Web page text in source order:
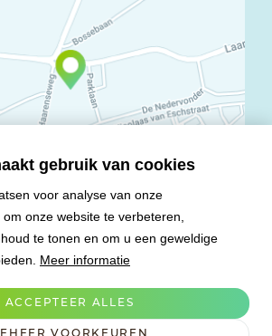
gebruik van cookies
voor analyse van onze
onze website te verbeteren,
te tonen en om u een geweldige
Meer informatie
ACCEPTEER ALLES
Mareco Sweet Creations BV